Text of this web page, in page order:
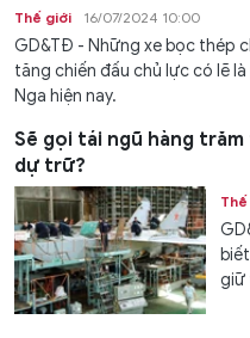
Thế giới 16/07/2024 10:00
GD&TĐ - Những xe bọc thép
tăng chiến đấu chủ lực có lẽ
Nga hiện nay.
Sẽ gọi tái ngũ hàng
dự trữ?
giữ